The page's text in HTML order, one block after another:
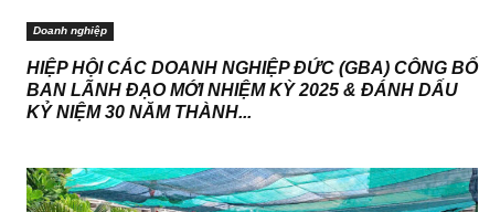
Doanh nghiệp
HIỆP HỘI CÁC DOANH NGHIỆP ĐỨC (GBA) CÔNG BỐ
BAN LÃNH ĐẠO MỚI NHIỆM KỲ 2025 & ĐÁNH DẤU
KỶ NIỆM 30 NĂM THÀNH...